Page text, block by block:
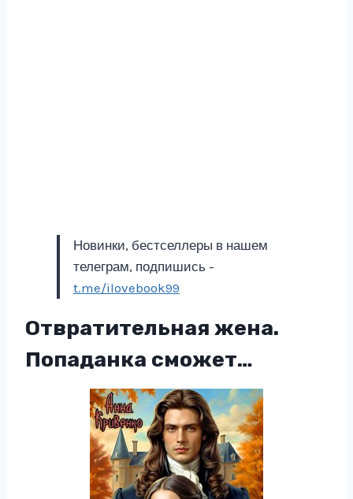
Новинки, бестселлеры в нашем
телеграм, подпишись -
t.me/ilovebook99
Отвратительная жена.
Попаданка сможет…